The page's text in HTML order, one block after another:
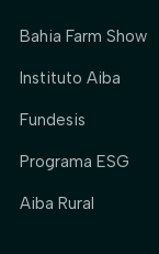
Bahia Farm Show
Instituto Aiba
Fundesis
Programa ESG
Aiba Rural